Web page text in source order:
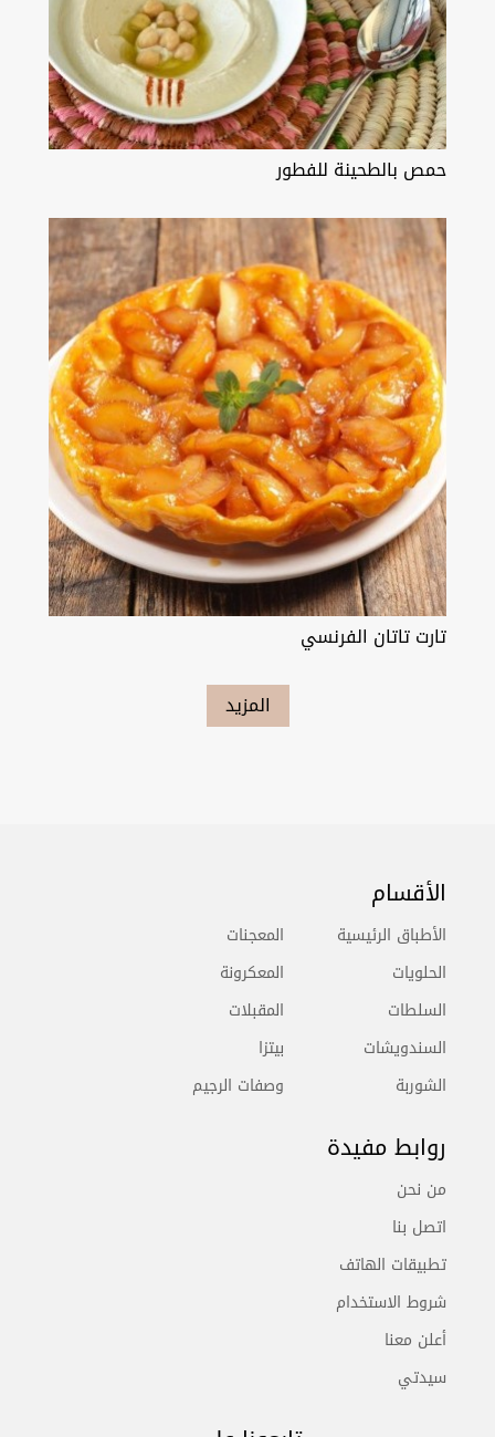
حمص بالطحينة للفطور
تارت تاتان الفرنسي
المزيد
الأقسام
الأطباق الرئيسية
الحلويات
السلطات
السندويشات
الشوربة
المعجنات
المعكرونة
المقبلات
بيتزا
وصفات الرجيم
روابط مفيدة
من نحن
اتصل بنا
تطبيقات الهاتف
شروط الاستخدام
أعلن معنا
سيدتي